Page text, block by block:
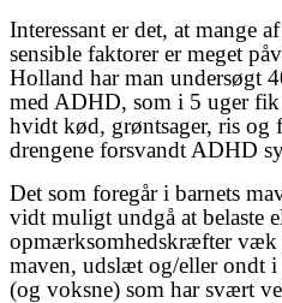
Interessant er det, at mange
sensible faktorer er meget
Holland har man undersøgt
med ADHD, som i 5 uger
hvidt kød, grøntsager, ris og
drengene forsvandt ADHD
Det som foregår i barnets
vidt muligt undgå at belaste
opmærksomhedskræfter væk
maven, udslæt og/eller ondt i
(og voksne) som har svært